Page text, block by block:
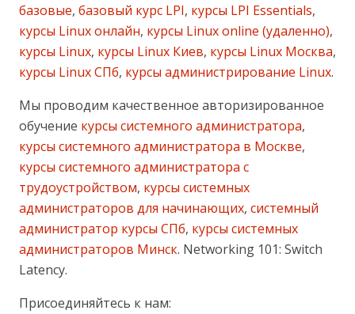
базовые, базовый курс LPI, курсы LPI Essentials,
курсы Linux онлайн, курсы Linux online (удаленно),
курсы Linux, курсы Linux Киев, курсы Linux Москва,
курсы Linux СПб, курсы администрирование Linux.
Мы проводим качественное авторизированное
обучение курсы системного администратора,
курсы системного администратора в Москве,
курсы системного администратора с
трудоустройством, курсы системных
администраторов для начинающих, системный
администратор курсы СПб, курсы системных
администраторов Минск. Networking 101: Switch
Latency.
Присоединяйтесь к нам: